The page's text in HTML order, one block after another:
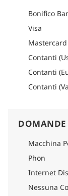
Bonifico
Visa
Mastercard
Contanti
Contanti
Contanti
Macchina
Phon
Internet
Nessuna